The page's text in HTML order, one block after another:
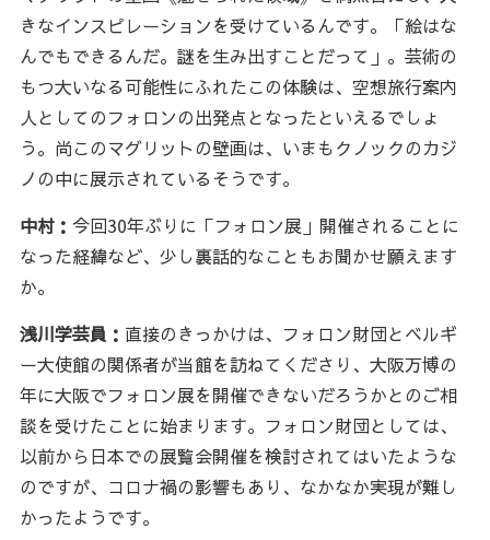
きなインスピレーションを受けているんです。「絵はな
んでもできるんだ。謎を生み出すことだって」。芸術の
もつ大いなる可能性にふれたこの体験は、空想旅行案内
人としてのフォロンの出発点となったといえるでしょ
う。尚このマグリットの壁画は、いまもクノックのカジ
ノの中に展示されているそうです。
中村： 今回30年ぶりに「フォロン展」開催されることに
なった経緯など、少し裏話的なこともお聞かせ願えます
か。
浅川学芸員： 直接のきっかけは、フォロン財団とベルギ
ー大使館の関係者が当館を訪ねてくださり、大阪万博の
年に大阪でフォロン展を開催できないだろうかとのご相
談を受けたことに始まります。フォロン財団としては、
以前から日本での展覧会開催を検討されてはいたような
のですが、コロナ禍の影響もあり、なかなか実現が難し
かったようです。